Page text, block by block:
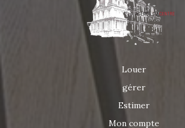
Louer
gérer
Estimer
Mon compte